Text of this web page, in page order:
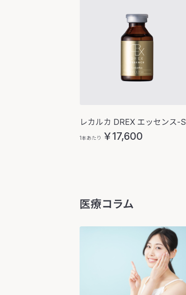
レカルカ DREX エッセンス-S
1本あたり ￥17,600
医療コラム